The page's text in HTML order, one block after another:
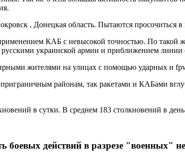
, Донецкая область. Пытаются просочиться в
КАБ с невысокой точностью. По такой
украинской армии и приближением линии
жителями на улицах с помощью ударных и
районам, так ракетами и КАБами
в сутки. В среднем 183 столкновений в
боевых действий в разрезе "военных"